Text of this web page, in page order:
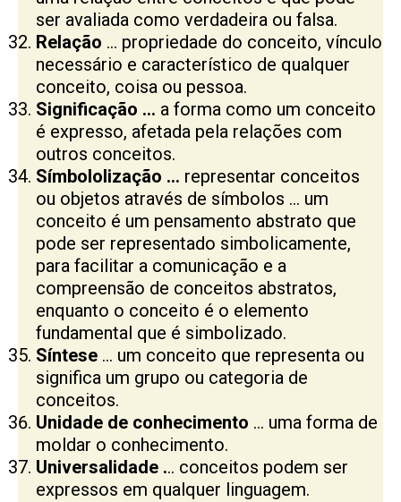
ser avaliada como verdadeira ou falsa.
Relação … propriedade do conceito, vínculo
necessário e característico de qualquer
conceito, coisa ou pessoa.
Significação … a forma como um conceito
é expresso, afetada pela relações com
outros conceitos.
Símbololização … representar conceitos
ou objetos através de símbolos … um
conceito é um pensamento abstrato que
pode ser representado simbolicamente,
para facilitar a comunicação e a
compreensão de conceitos abstratos,
enquanto o conceito é o elemento
fundamental que é simbolizado.
Síntese … um conceito que representa ou
significa um grupo ou categoria de
conceitos.
Unidade de conhecimento … uma forma de
moldar o conhecimento.
Universalidade ... conceitos podem ser
expressos em qualquer linguagem.